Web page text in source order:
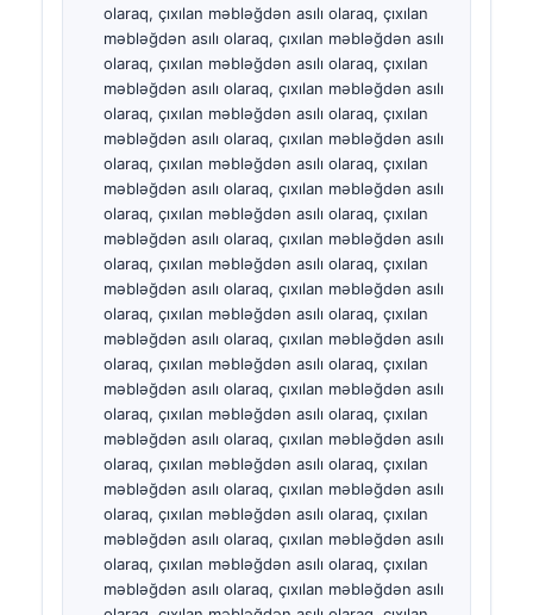
Tagalog
ไทย
ဗမာစာ
ភាសាខ្មែរ
Kiswahili
አማርኛ
Українська
O‘zbekcha
Català
Қазақ тілі
Suomi
Hrvatski
Slovenčina
كوردی‎
سنڌي